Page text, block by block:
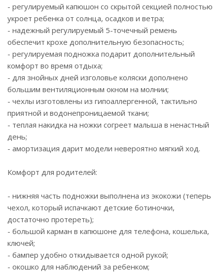
- регулируемый капюшон со скрытой секцией полностью
укроет ребенка от солнца, осадков и ветра;
- надежный регулируемый 5-точечный ремень
обеспечит крохе дополнительную безопасность;
- регулируемая подножка подарит дополнительный
комфорт во время отдыха;
- для знойных дней изголовье коляски дополнено
большим вентиляционным окном на молнии;
- чехлы изготовлены из гипоаллергенной, тактильно
приятной и водонепроницаемой ткани;
- теплая накидка на ножки согреет малыша в ненастный
день;
- амортизация дарит модели невероятно мягкий ход.
Комфорт для родителей:
- нижняя часть подножки выполнена из экокожи (теперь
чехол, который испачкают детские ботиночки,
достаточно протереть);
- большой карман в капюшоне для телефона, кошелька,
ключей;
- бампер удобно откидывается одной рукой;
- окошко для наблюдений за ребенком;